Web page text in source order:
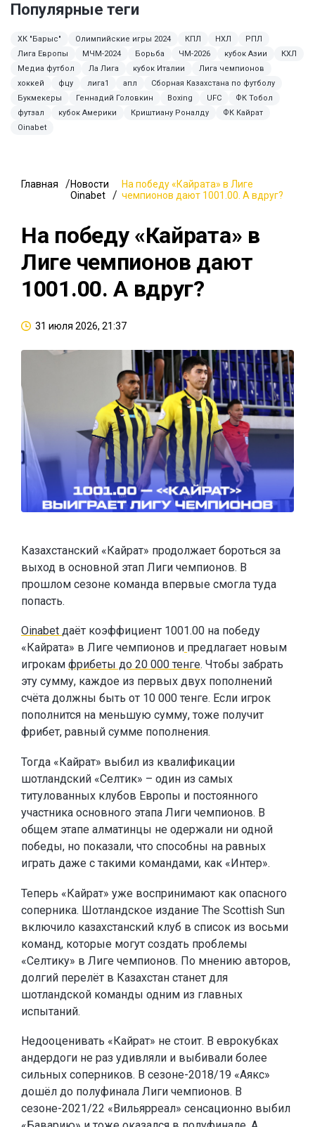
Популярные теги
ХК "Барыс" Олимпийские игры 2024 КПЛ НХЛ
РПЛ
Лига Европы
МЧМ-2024 Борьба ЧМ-2026 кубок Азии
КХЛ
Медиа футбол
Ла Лига кубок Италии
Лига чемпионов
хоккей
фцу лига1 апл
Сборная Казахстана по футболу
Букмекеры
Геннадий Головкин Boxing UFC
ФК Тобол
футзал
кубок Америки Криштиану Роналду
ФК Кайрат
Oinabet
Главная
Новости
Oinabet
На победу «Кайрата» в Лиге
чемпионов дают 1001.00. А вдруг?
На победу «Кайрата» в
Лиге чемпионов дают
1001.00. А вдруг?
31 июля 2026, 21:37
Казахстанский «Кайрат» продолжает бороться за
выход в основной этап Лиги чемпионов. В
прошлом сезоне команда впервые смогла туда
попасть.
Oinabet даёт коэффициент 1001.00 на победу
«Кайрата» в Лиге чемпионов и предлагает новым
игрокам фрибеты до 20 000 тенге. Чтобы забрать
эту сумму, каждое из первых двух пополнений
счёта должны быть от 10 000 тенге. Если игрок
пополнится на меньшую сумму, тоже получит
фрибет, равный сумме пополнения.
Тогда «Кайрат» выбил из квалификации
шотландский «Селтик» – один из самых
титулованных клубов Европы и постоянного
участника основного этапа Лиги чемпионов. В
общем этапе алматинцы не одержали ни одной
победы, но показали, что способны на равных
играть даже с такими командами, как «Интер».
Теперь «Кайрат» уже воспринимают как опасного
соперника. Шотландское издание The Scottish Sun
включило казахстанский клуб в список из восьми
команд, которые могут создать проблемы
«Селтику» в Лиге чемпионов. По мнению авторов,
долгий перелёт в Казахстан станет для
шотландской команды одним из главных
испытаний.
Недооценивать «Кайрат» не стоит. В еврокубках
андердоги не раз удивляли и выбивали более
сильных соперников. В сезоне-2018/19 «Аякс»
дошёл до полуфинала Лиги чемпионов. В
сезоне-2021/22 «Вильярреал» сенсационно выбил